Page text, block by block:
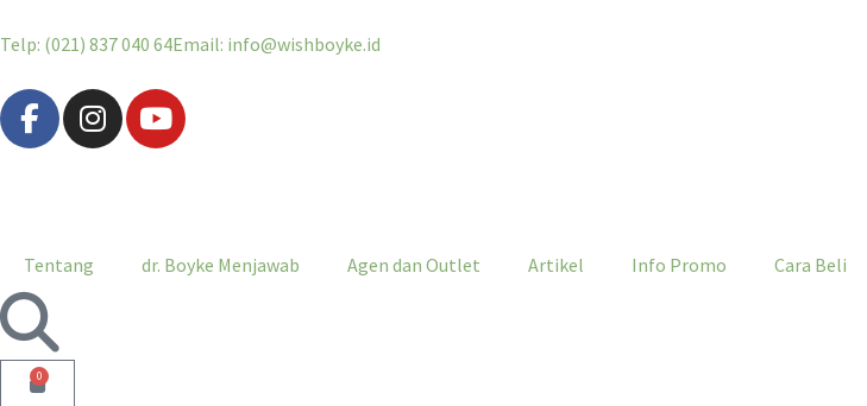
Telp: (021) 837 040 64Email: info@wishboyke.id
Tentang dr. Boyke Menjawab Agen dan Outlet Artikel Info Promo Cara Beli
0